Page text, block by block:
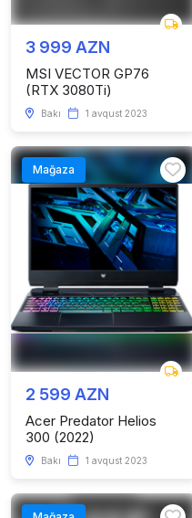
3 999 AZN
MSI VECTOR GP76
(RTX 3080Ti)
Bakı 1 avqust 2023
Mağaza
2 599 AZN
Acer Predator Helios
300 (2022)
Bakı 1 avqust 2023